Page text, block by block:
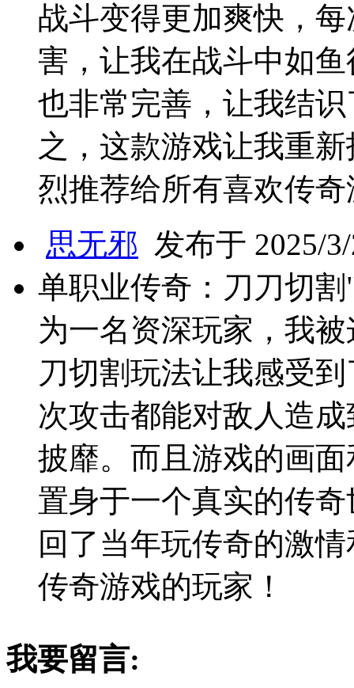
战斗变得更加爽快，
害，让我在战斗中如
也非常完善，让我结
之，这款游戏让我重
烈推荐给所有喜欢传
思无邪 发布于 2025/
单职业传奇：刀刀切
为一名资深玩家，我
刀切割玩法让我感受
次攻击都能对敌人造
披靡。而且游戏的画
置身于一个真实的传
回了当年玩传奇的激
传奇游戏的玩家！
我要留言: